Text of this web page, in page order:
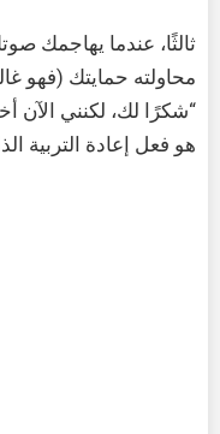
ثالثًا، عندما يهاجمك
محاولته حمايتك (فهو
“شكرًا لك، لكنني الآن
هو فعل إعادة التربية